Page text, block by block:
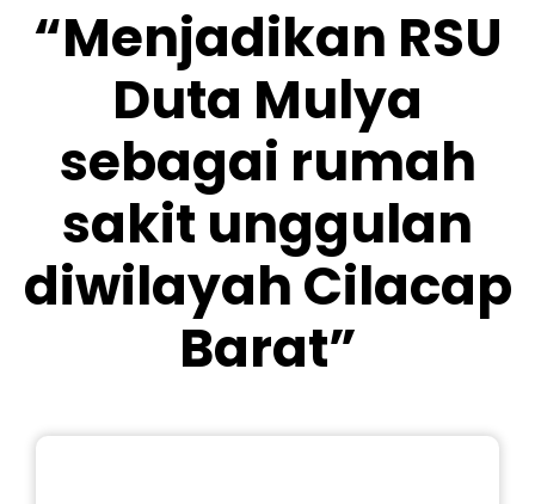
“Menjadikan RSU
Duta Mulya
sebagai rumah
sakit unggulan
diwilayah Cilacap
Barat”